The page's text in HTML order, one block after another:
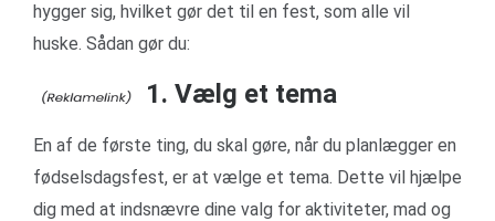
hygger sig, hvilket gør det til en fest, som alle vil
huske. Sådan gør du:
1. Vælg et tema
En af de første ting, du skal gøre, når du planlægger en
fødselsdagsfest, er at vælge et tema. Dette vil hjælpe
dig med at indsnævre dine valg for aktiviteter, mad og